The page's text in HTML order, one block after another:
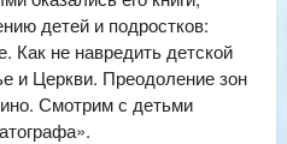
детей и подростков:
Как не навредить детской
и Церкви. Преодоление зон
Смотрим с детьми